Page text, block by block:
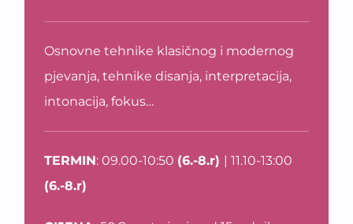
Osnovne tehnike klasičnog i modernog
pjevanja, tehnike disanja, interpretacija,
intonacija, fokus…
TERMIN: 09.00-10:50 (6.-8.r) | 11.10-13:00
(6.-8.r)